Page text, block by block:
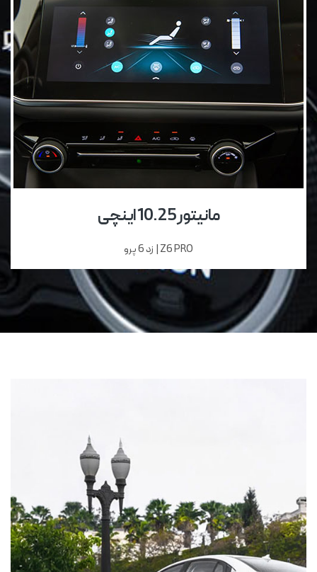
مانیتور 10.25 اینچی
Z6 PRO | زد 6 پرو